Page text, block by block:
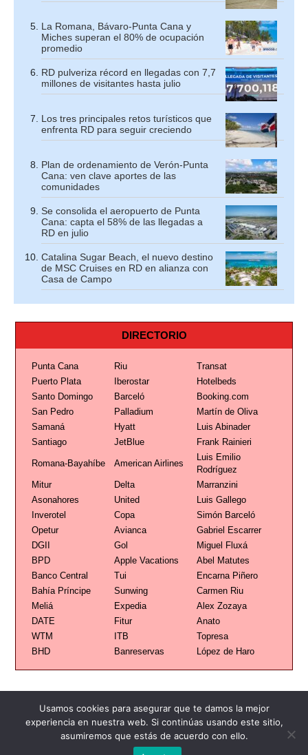
La Romana, Bávaro-Punta Cana y
Miches superan el 80% de ocupación
promedio
RD pulveriza récord en llegadas con 7,7
millones de visitantes hasta julio
Los tres principales retos turísticos que
enfrenta RD para seguir creciendo
Plan de ordenamiento de Verón-Punta
Cana: ven clave aportes de las
comunidades
Se consolida el aeropuerto de Punta
Cana: capta el 58% de las llegadas a
RD en julio
Catalina Sugar Beach, el nuevo destino
de MSC Cruises en RD en alianza con
Casa de Campo
DIRECTORIO
Punta Cana Riu
Transat
Puerto Plata
Iberostar
Hotelbeds
Santo Domingo
Barceló
Booking.com
San Pedro
Palladium
Martín de Oliva
Samaná
Hyatt
Luis Abinader
Santiago
JetBlue Frank Rainieri
Romana-Bayahíbe American Airlines
Luis Emilio
Rodríguez
Mitur
Delta
Marranzini
Asonahores
United
Luis Gallego
Inverotel
Copa
Simón Barceló
Opetur
Avianca
Gabriel Escarrer
DGII
Gol
Miguel Fluxá
BPD
Apple Vacations
Abel Matutes
Banco Central
Tui
Encarna Piñero
Bahía Príncipe
Sunwing
Carmen Riu
Meliá
Expedia
Alex Zozaya
DATE
Fitur
Anato
WTM
ITB
Topresa
BHD
Banreservas López de Haro
Usamos cookies para asegurar que te damos la mejor
experiencia en nuestra web. Si continúas usando este sitio,
asumiremos que estás de acuerdo con ello.
Publicidad Redacción Contacto